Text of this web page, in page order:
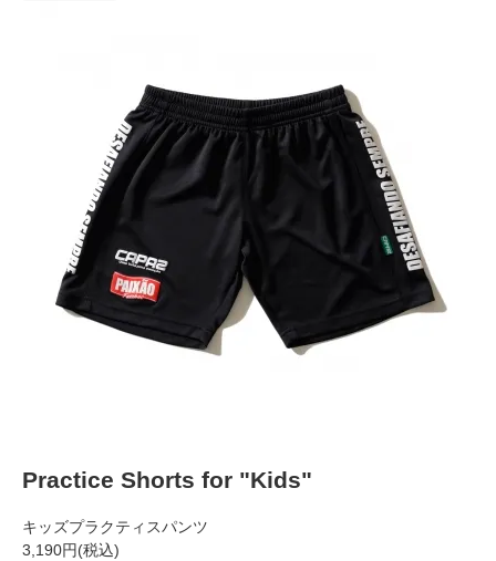
Practice Shorts for "Kids"
キッズプラクティスパンツ
3,190円(税込)